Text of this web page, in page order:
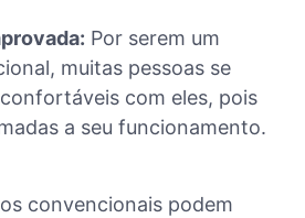
Por serem um
muitas pessoas se
com eles, pois
a seu funcionamento.
convencionais podem